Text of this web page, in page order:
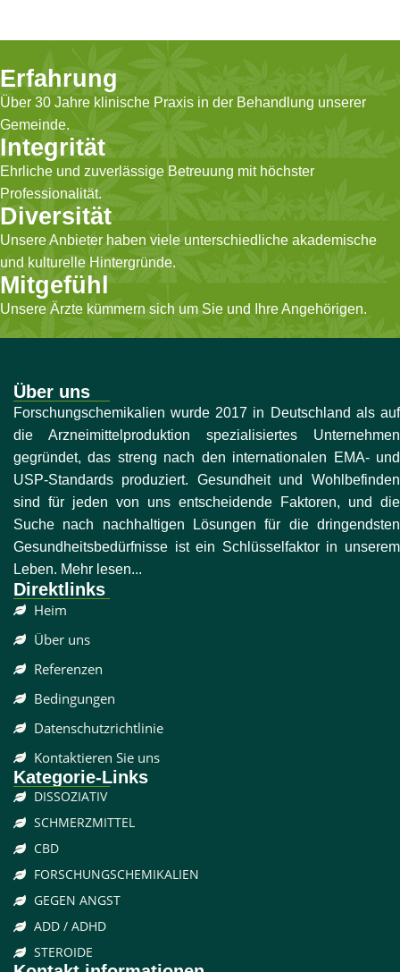
Erfahrung
Über 30 Jahre klinische Praxis in der Behandlung unserer
Gemeinde.
Integrität
Ehrliche und zuverlässige Betreuung mit höchster
Professionalität.
Diversität
Unsere Anbieter haben viele unterschiedliche akademische
und kulturelle Hintergründe.
Mitgefühl
Unsere Ärzte kümmern sich um Sie und Ihre Angehörigen.
Über uns
Forschungschemikalien wurde 2017 in Deutschland als auf
die Arzneimittelproduktion spezialisiertes Unternehmen
gegründet, das streng nach den internationalen EMA- und
USP-Standards produziert. Gesundheit und Wohlbefinden
sind für jeden von uns entscheidende Faktoren, und die
Suche nach nachhaltigen Lösungen für die dringendsten
Gesundheitsbedürfnisse ist ein Schlüsselfaktor in unserem
Leben. Mehr lesen...
Direktlinks
Heim
Über uns
Referenzen
Bedingungen
Datenschutzrichtlinie
Kontaktieren Sie uns
Kategorie-Links
DISSOZIATIV
SCHMERZMITTEL
CBD
FORSCHUNGSCHEMIKALIEN
GEGEN ANGST
ADD / ADHD
STEROIDE